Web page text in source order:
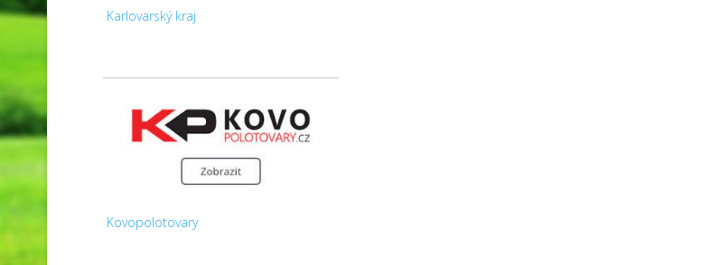
Karlovarský kraj
Kovopolotovary